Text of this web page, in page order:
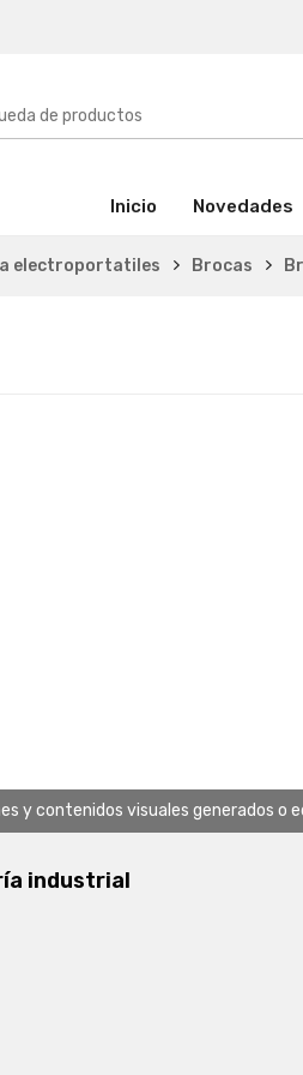
Inicio (activo)Novedades
electroportatiles Brocas
y contenidos visuales generados
industrial